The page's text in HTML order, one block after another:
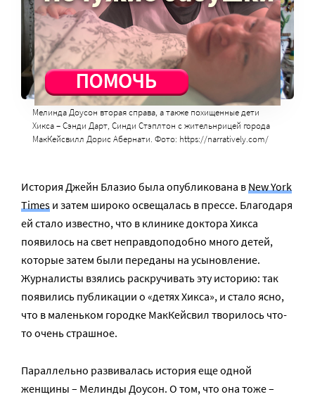
Мелинда Доусон вторая справа, а также похищенные дети
Хикса – Сэнди Дарт, Синди Стэплтон с жительнрицей города
МакКейсвилл Дорис Абернати. Фото: https://narratively.com/
История Джейн Блазио была опубликована вNew York
Times и затем широко освещалась в прессе. Благодаря
ей стало известно, что в клинике доктора Хикса
появилось на свет неправдоподобно много детей,
которые затем были переданы на усыновление.
Журналисты взялись раскручивать эту историю: так
появились публикации о «детях Хикса», и стало ясно,
что в маленьком городке МакКейсвил творилось что-
то очень страшное.
Параллельно развивалась история еще одной
женщины – Мелинды Доусон. О том, что она тоже –